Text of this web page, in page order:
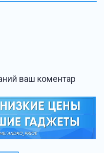
ваш коментар